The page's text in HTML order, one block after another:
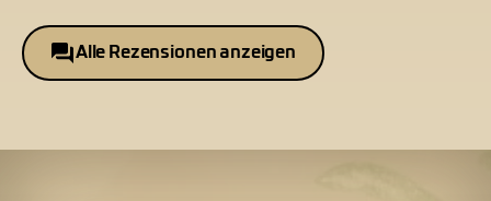
Alle Rezensionen anzeigen